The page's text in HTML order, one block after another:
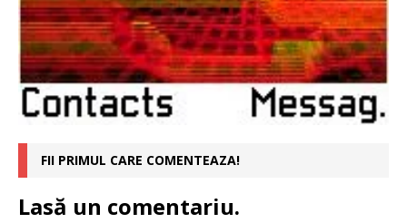
FII PRIMUL CARE COMENTEAZA!
Lasă un comentariu.